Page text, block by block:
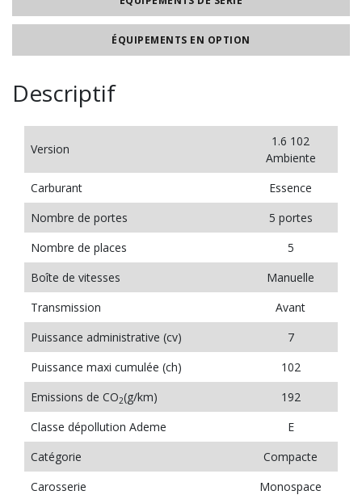
ÉQUIPEMENTS EN OPTION
Descriptif
Version
1.6 102
Ambiente
Carburant
Essence
Nombre de portes
5 portes
Nombre de places
5
Boîte de vitesses
Manuelle
Transmission
Avant
Puissance administrative (cv)
7
Puissance maxi cumulée (ch)
102
Emissions de CO2(g/km)
192
Classe dépollution Ademe
E
Catégorie
Compacte
Carosserie
Monospace